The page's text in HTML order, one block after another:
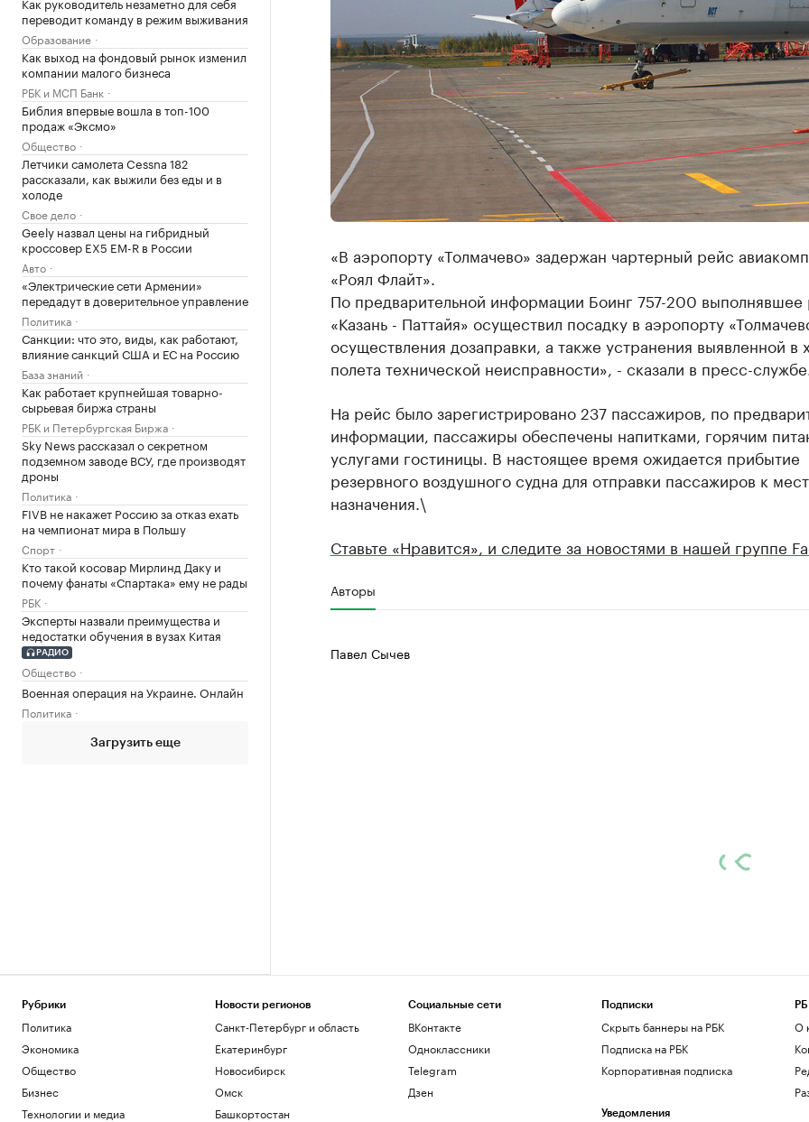
переводит команду в режим выживания
Образование
Как выход на фондовый рынок изменил
компании малого бизнеса
РБК и МСП Банк
Библия впервые вошла в топ-100
продаж «Эксмо»
Общество
Летчики самолета Cessna 182
рассказали, как выжили без еды и в
холоде
Свое дело
Geely назвал цены на гибридный
кроссовер EX5 EM-R в России
Авто
«Электрические сети Армении»
передадут в доверительное управление
Политика
Санкции: что это, виды, как работают,
влияние санкций США и ЕС на Россию
База знаний
Как работает крупнейшая товарно-
сырьевая биржа страны
РБК и Петербургская Биржа
Sky News рассказал о секретном
подземном заводе ВСУ, где производят
дроны
Политика
FIVB не накажет Россию за отказ ехать
на чемпионат мира в Польшу
Спорт
Кто такой косовар Мирлинд Даку и
почему фанаты «Спартака» ему не рады
РБК
Эксперты назвали преимущества и
недостатки обучения в вузах Китая
РАДИО
Общество
Военная операция на Украине. Онлайн
Политика
Загрузить еще
«В аэропорту «Толмачево» задержан чартерный рейс
«Роял Флайт».
По предварительной информации Боинг 757-200 выполнявшее
«Казань - Паттайя» осуществил посадку в аэропорту
осуществления дозаправки, а также устранения выявленной в
полета технической неисправности», - сказали в пресс-службе.
На рейс было зарегистрировано 237 пассажиров, по
информации, пассажиры обеспечены напитками, горячим
услугами гостиницы. В настоящее время ожидается прибытие
резервного воздушного судна для отправки пассажиров к
назначения.\
Ставьте «Нравится», и следите за новостями в нашей группе
Авторы
Павел Сычев
Рубрики
Политика
Экономика
Общество
Бизнес
Технологии и медиа
Новости регионов
Санкт-Петербург и область
Екатеринбург
Новосибирск
Омск
Башкортостан
Социальные сети
ВКонтакте
Одноклассники
Telegram
Дзен
Подписки
Скрыть баннеры на РБК
Подписка на РБК
Корпоративная подписка
Уведомления
О